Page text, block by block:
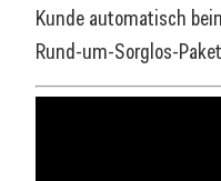
Kunde automatisch
Rund-um-Sorglos-